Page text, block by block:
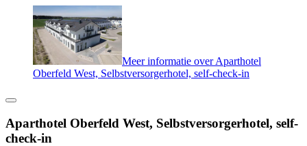
Meer informatie over Aparthotel
Oberfeld West, Selbstversorgerhotel, self-check-in
Aparthotel Oberfeld West, Selbstversorgerhotel, self-
check-in